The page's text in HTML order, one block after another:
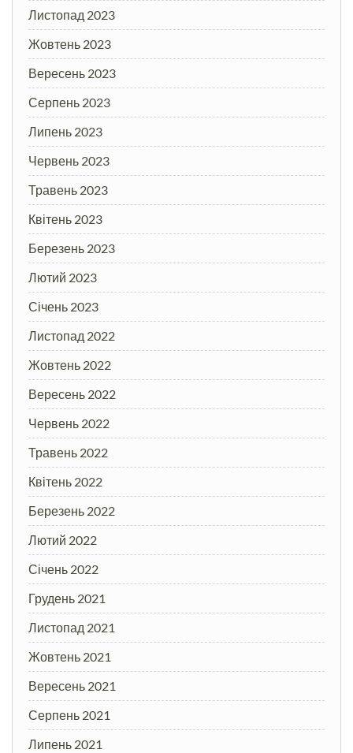
Листопад 2023
Жовтень 2023
Вересень 2023
Серпень 2023
Липень 2023
Червень 2023
Травень 2023
Квітень 2023
Березень 2023
Лютий 2023
Січень 2023
Листопад 2022
Жовтень 2022
Вересень 2022
Червень 2022
Травень 2022
Квітень 2022
Березень 2022
Лютий 2022
Січень 2022
Грудень 2021
Листопад 2021
Жовтень 2021
Вересень 2021
Серпень 2021
Липень 2021